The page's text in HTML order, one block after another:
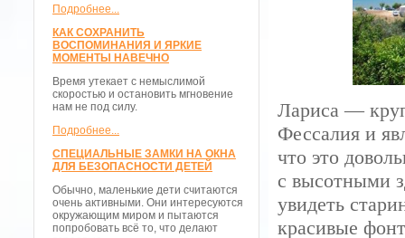
Подробнее...
КАК СОХРАНИТЬ
ВОСПОМИНАНИЯ И ЯРКИЕ
МОМЕНТЫ НАВЕЧНО
Время утекает с немыслимой
скоростью и остановить мгновение
нам не под силу.
Подробнее...
СПЕЦИАЛЬНЫЕ ЗАМКИ НА ОКНА
ДЛЯ БЕЗОПАСНОСТИ ДЕТЕЙ
Обычно, маленькие дети считаются
очень активными. Они интересуются
окружающим миром и пытаются
попробовать всё то, что делают
Лариса —
Фессалия и
что это
с высотными
увидеть
красивые